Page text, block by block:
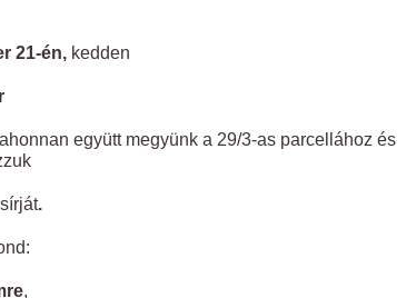
21-én, kedden
együtt megyünk a 29/3-as parcellához és
.
,